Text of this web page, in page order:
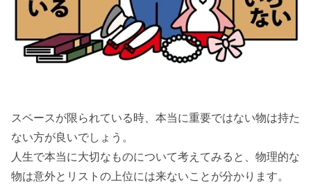
スペースが限られている時、本当に重要ではない物は持た
ない方が良いでしょう。
人生で本当に大切なものについて考えてみると、物理的な
物は意外とリストの上位には来ないことが分かります。